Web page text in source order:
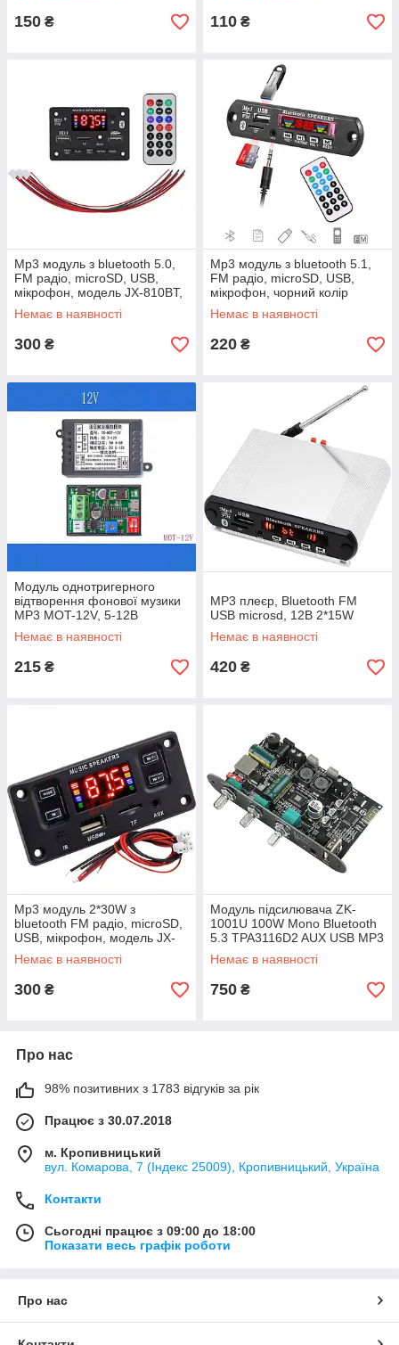
150 ₴ 110 ₴
Mp3 модуль з bluetooth 5.0,
FM радіо, microSD, USB,
мікрофон, модель JX-810BT,
чорний колір
Немає в наявності
300 ₴
Mp3 модуль з bluetooth 5.1,
FM радіо, microSD, USB,
мікрофон, чорний колір
Немає в наявності
220 ₴
Модуль однотригерного
відтворення фонової музики
MP3 MOT-12V, 5-12В
Немає в наявності
215 ₴
MP3 плеєр, Bluetooth FM
USB microsd, 12В 2*15W
Немає в наявності
420 ₴
Mp3 модуль 2*30W з
bluetooth FM радіо, microSD,
USB, мікрофон, модель JX-
Y07, чорний колір
Немає в наявності
300 ₴
Модуль підсилювача ZK-
1001U 100W Mono Bluetooth
5.3 TPA3116D2 AUX USB MP3
Немає в наявності
750 ₴
Про нас
98% позитивних з 1783 відгуків за рік
Працює з 30.07.2018
м. Кропивницький
вул. Комарова, 7 (Індекс 25009), Кропивницький, Україна
Контакти
Сьогодні працює з 09:00 до 18:00
Показати весь графік роботи
Про нас